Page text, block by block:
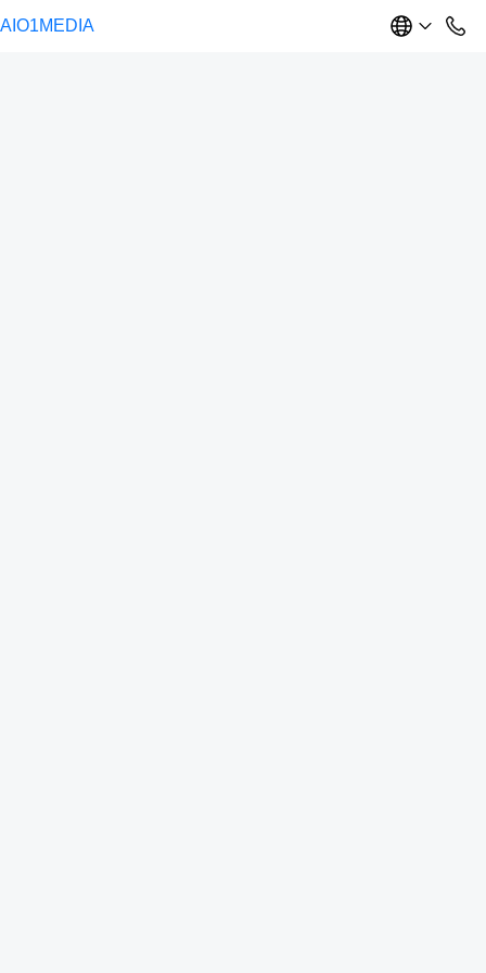
AIO1MEDIA